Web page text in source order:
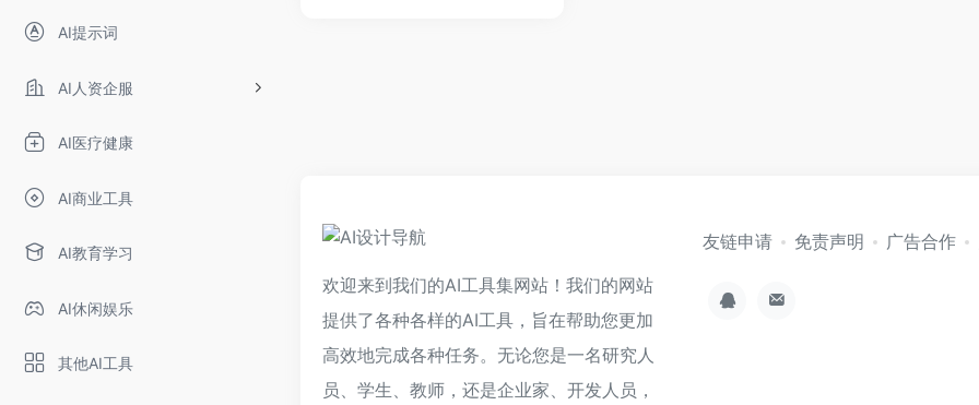
AI提示词
AI人资企服
AI医疗健康
AI商业工具
AI教育学习
AI休闲娱乐
其他AI工具
欢迎来到我们的AI工具集网站！我们的网站
提供了各种各样的AI工具，旨在帮助您更加
高效地完成各种任务。无论您是一名研究人
员、学生、教师，还是企业家、开发人员，
友链申请 免责声明 广告合作